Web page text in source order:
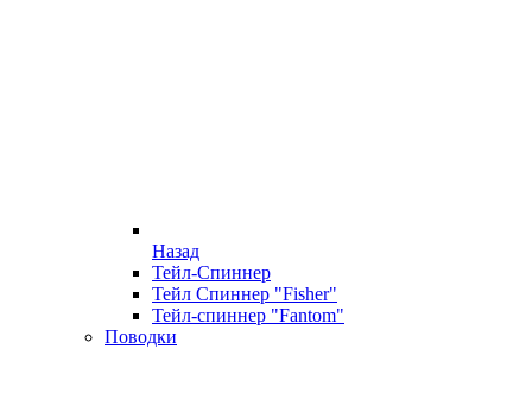
Назад
Тейл-Спиннер
Тейл Спиннер "Fisher"
Тейл-спиннер "Fantom"
Поводки